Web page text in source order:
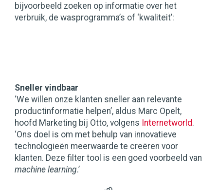
bijvoorbeeld zoeken op informatie over het
verbruik, de wasprogramma’s of ‘kwaliteit’:
Sneller vindbaar
‘We willen onze klanten sneller aan relevante
productinformatie helpen’, aldus Marc Opelt,
hoofd Marketing bij Otto, volgens Internetworld.
‘Ons doel is om met behulp van innovatieve
technologieën meerwaarde te creëren voor
klanten. Deze filter tool is een goed voorbeeld van
machine learning.’